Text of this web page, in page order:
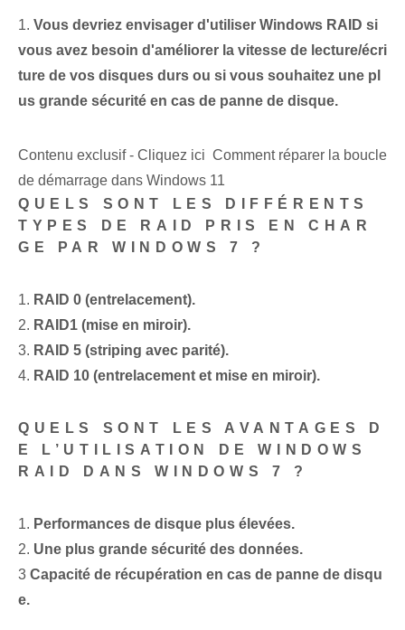
1. Vous devriez envisager d'utiliser Windows RAID si
vous avez besoin d'améliorer la vitesse de lecture/écri
ture de vos disques durs ou si vous souhaitez une pl
us grande sécurité en cas de panne de disque.
Contenu exclusif - Cliquez ici Comment réparer la boucle
de démarrage dans Windows 11
QUELS SONT LES DIFFÉRENTS
TYPES DE RAID PRIS EN CHAR
GE PAR WINDOWS 7 ?
1. RAID 0 (entrelacement).
2. RAID⁣1 (mise en miroir).
3. RAID 5 (striping avec parité).
4. RAID 10 (entrelacement et mise en miroir).
QUELS SONT LES AVANTAGES D
E L’UTILISATION DE WINDOWS
RAID DANS WINDOWS 7 ?
1. Performances de disque plus élevées.
2. Une plus grande sécurité des données.
3 Capacité de récupération en cas de panne de disqu
e.